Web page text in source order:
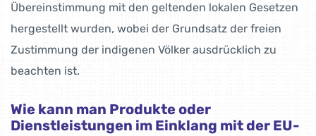
Übereinstimmung mit den geltenden lokalen Gesetzen
hergestellt wurden, wobei der Grundsatz der freien
Zustimmung der indigenen Völker ausdrücklich zu
beachten ist.
Wie kann man Produkte oder
Dienstleistungen im Einklang mit der EU-